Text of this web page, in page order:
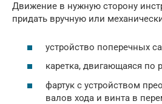
Движение в нужную сторону
придать вручную или
устройство поперечных
каретка, двигающаяся по
фартук с устройством
валов хода и винта в